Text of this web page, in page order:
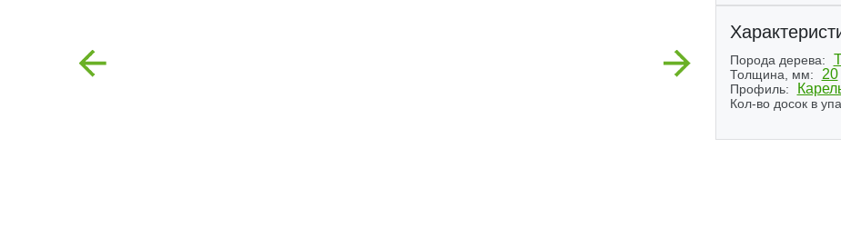
Previous Next Порода дерева:
Толщина, мм: 20
Профиль:
Кол-во досок в